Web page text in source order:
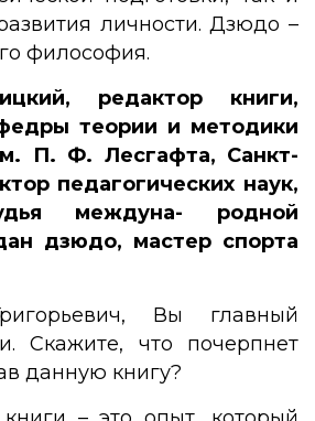
личности. Дзюдо –
философия.
редактор книги,
теории и методики
П. Ф. Лесгафта, Санкт-
педагогических наук,
междуна- родной
дзюдо, мастер спорта
Вы главный
Скажите, что почерпнет
данную книгу?